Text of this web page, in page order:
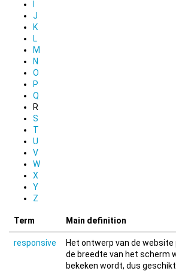
J
K
L
M
N
O
P
Q
R
S
T
U
V
W
X
Y
Z
Term Main definition
responsive
Het ontwerp van de
de breedte van het scherm
bekeken wordt, dus